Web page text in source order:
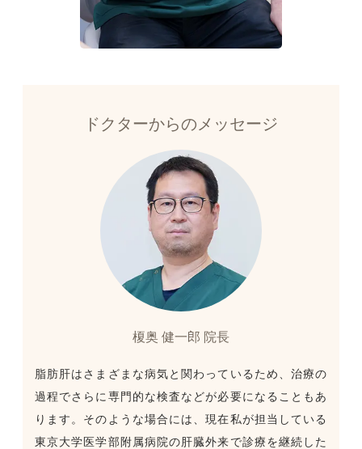
ドクターからのメッセージ
榎奥 健一郎 院長
脂肪肝はさまざまな病気と関わっているため、治療の
過程でさらに専門的な検査などが必要になることもあ
ります。そのような場合には、現在私が担当している
東京大学医学部附属病院の肝臓外来で診療を継続した